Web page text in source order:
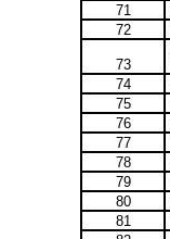
71
72
73
74
75
76
77
78
79
80
81